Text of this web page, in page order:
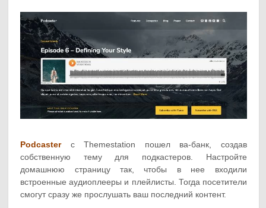
Podcasterс Themestation пошел ва-банк, создав
собственную тему для подкастеров. Настройте
домашнюю страницу так, чтобы в нее входили
встроенные аудиоплееры и плейлисты. Тогда посетители
смогут сразу же прослушать ваш последний контент.